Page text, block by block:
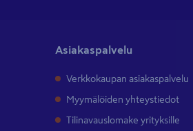
Asiakaspalvelu
Verkkokaupan asiakaspalvelu
Myymälöiden yhteystiedot
Tilinavauslomake yrityksille